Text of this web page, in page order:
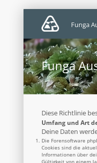
Funga
Funga
Diese Richtlinie
Umfang und Art
Deine Daten
Die Forensoftware
Cookies sind die
Informationen über
Gültigkeit von einem